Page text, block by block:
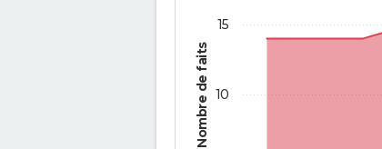
Nombre de faits 10
15